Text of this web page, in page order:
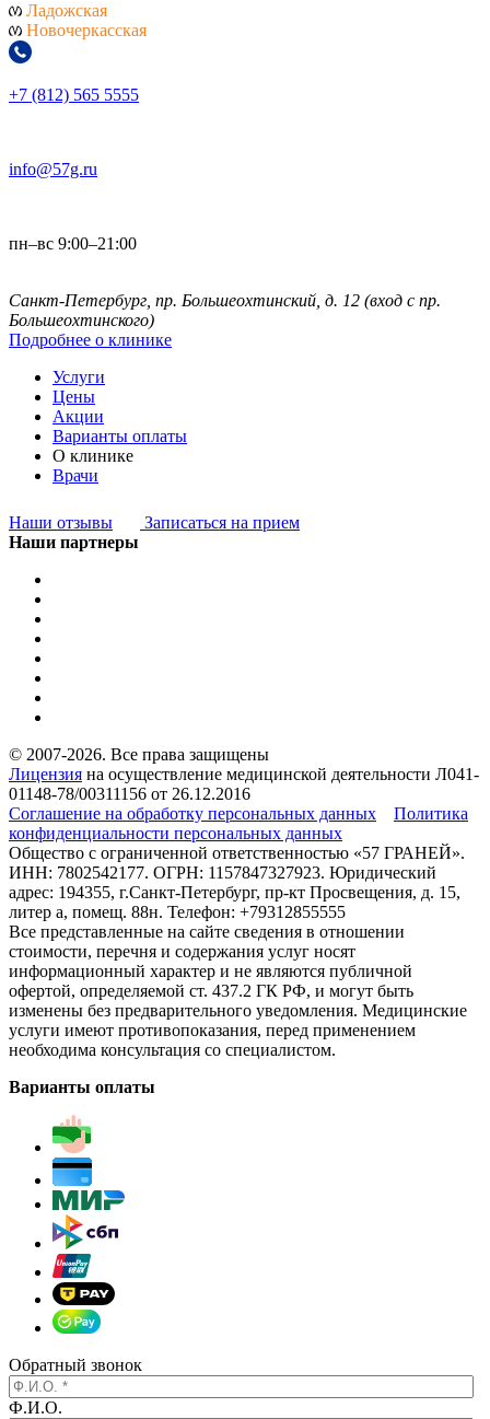
Ладожская
Новочеркасская
+7 (812) 565 5555
info@57g.ru
пн–вс 9:00–21:00
Санкт-Петербург, пр. Большеохтинский, д. 12 (вход с пр.
Большеохтинского)
Подробнее о клинике
Услуги
Цены
Акции
Варианты оплаты
О клинике
Врачи
Наши отзывы
Записаться на прием
Наши партнеры
© 2007-2026. Все права защищены
Лицензия на осуществление медицинской деятельности Л041-
01148-78/00311156 от 26.12.2016
Соглашение на обработку персональных данных
Политика
конфиденциальности персональных данных
Общество с ограниченной ответственностью «57 ГРАНЕЙ».
ИНН: 7802542177. ОГРН: 1157847327923. Юридический
адрес: 194355, г.Санкт-Петербург, пр-кт Просвещения, д. 15,
литер а, помещ. 88н. Телефон: +79312855555
Все представленные на сайте сведения в отношении
стоимости, перечня и содержания услуг носят
информационный характер и не являются публичной
офертой, определяемой ст. 437.2 ГК РФ, и могут быть
изменены без предварительного уведомления. Медицинские
услуги имеют противопоказания, перед применением
необходима консультация со специалистом.
Варианты оплаты
Обратный звонок
Ф.И.О.